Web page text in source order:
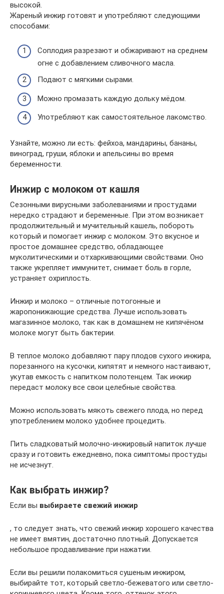
высокой.
Жареный инжир готовят и употребляют следующими
способами:
Соплодия разрезают и обжаривают на среднем
огне с добавлением сливочного масла.
Подают с мягкими сырами.
Можно промазать каждую дольку мёдом.
Употребляют как самостоятельное лакомство.
Узнайте, можно ли есть: фейхоа, мандарины, бананы,
виноград, груши, яблоки и апельсины во время
беременности.
Инжир с молоком от кашля
Сезонными вирусными заболеваниями и простудами
нередко страдают и беременные. При этом возникает
продолжительный и мучительный кашель, побороть
который и помогает инжир с молоком. Это вкусное и
простое домашнее средство, обладающее
муколитическими и отхаркивающими свойствами. Оно
также укрепляет иммунитет, снимает боль в горле,
устраняет охриплость.
Инжир и молоко – отличные потогонные и
жаропонижающие средства. Лучше использовать
магазинное молоко, так как в домашнем не кипячёном
молоке могут быть бактерии.
В теплое молоко добавляют пару плодов сухого инжира,
порезанного на кусочки, кипятят и немного настаивают,
укутав емкость с напитком полотенцем. Так инжир
передаст молоку все свои целебные свойства.
Можно использовать мякоть свежего плода, но перед
употреблением молоко удобнее процедить.
Пить сладковатый молочно-инжировый напиток лучше
сразу и готовить ежедневно, пока симптомы простуды
не исчезнут.
Как выбрать инжир?
Если вы выбираете свежий инжир
, то следует знать, что свежий инжир хорошего качества
не имеет вмятин, достаточно плотный. Допускается
небольшое продавливание при нажатии.
Если вы решили полакомиться сушеным инжиром,
выбирайте тот, который светло-бежеватого или светло-